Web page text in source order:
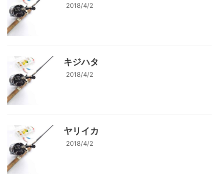
2018/4/2
キジハタ
2018/4/2
ヤリイカ
2018/4/2